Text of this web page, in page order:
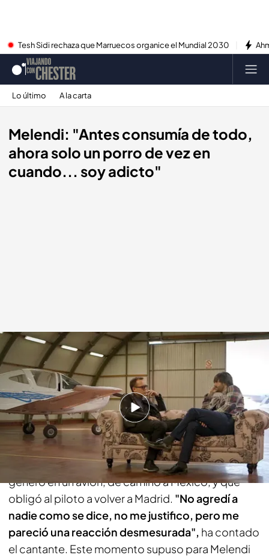
Tesh Sidi rechaza que Marruecos organice el Mundial 2030
Lo último A la carta
Melendi: "Antes consumía de todo,
ahora solo un porro de vez en
cuando... soy adicto"
cuatro.com
23 NOV 2014 - 23:22h.
Compartir
Hace algunos años, Melendi fue protagonista de
muchas noticias debido a una gran discusión que
generó en un avión, de camino a México, y que
obligó al piloto a volver a Madrid. "No agredí a
nadie como se dice, no me justifico, pero me
pareció una reacción desmesurada", ha contado
el cantante. Este momento supuso para Melendi